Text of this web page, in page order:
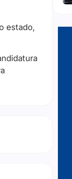
estado,